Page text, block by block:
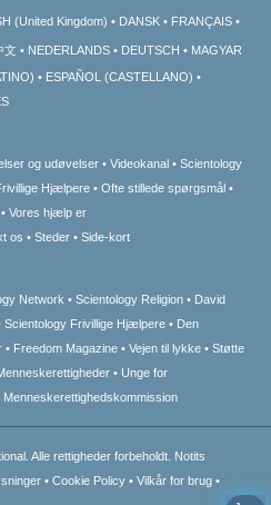
(United Kingdom) DANSK FRANÇAIS
文 NEDERLANDS DEUTSCH
MAGYAR
ESPAÑOL (CASTELLANO)
og udøvelser Videokanal
Scientology
Hjælpere
Ofte stillede spørgsmål
Vores hjælp er
os Steder Side-kort
Network Scientology Religion
David
Scientology Frivillige Hjælpere
Den
Freedom Magazine Vejen til lykke
Støtte
Unge for
Menneskerettigheds­kommission
Alle rettigheder forbeholdt. Notits
• Cookie Policy • Vilkår for brug •